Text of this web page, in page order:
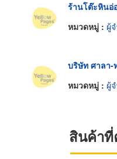
ร้านโต๊ะหินอ่
หมวดหมู่ : ผู้
บริษัท ศาลา-
หมวดหมู่ : ผู้
สินค้า